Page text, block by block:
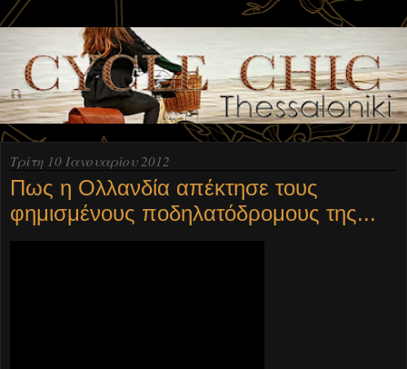
Τρίτη 10 Ιανουαρίου 2012
Πως η Ολλανδία απέκτησε τους
φημισμένους ποδηλατόδρομους της...